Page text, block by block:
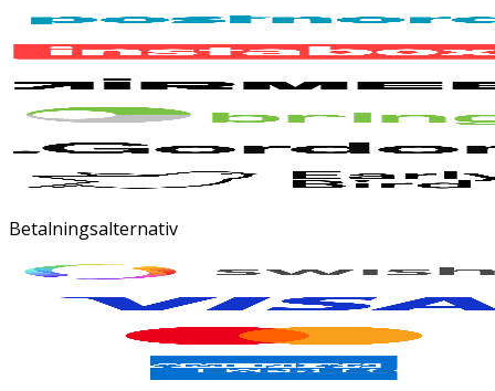
Betalningsalternativ